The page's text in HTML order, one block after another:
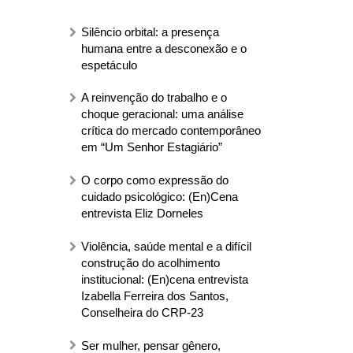
Silêncio orbital: a presença
humana entre a desconexão e o
espetáculo
A reinvenção do trabalho e o
choque geracional: uma análise
crítica do mercado contemporâneo
em “Um Senhor Estagiário”
O corpo como expressão do
cuidado psicológico: (En)Cena
entrevista Eliz Dorneles
Violência, saúde mental e a difícil
construção do acolhimento
institucional: (En)cena entrevista
Izabella Ferreira dos Santos,
Conselheira do CRP-23
Ser mulher, pensar gênero,